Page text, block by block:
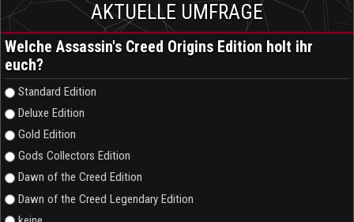
AKTUELLE UMFRAGE
Welche Assassin's Creed Origins Edition holt ihr
euch?
Auswahlmöglichkeiten
Standard Edition
Deluxe Edition
Gold Edition
Gods Collectors Edition
Dawn of the Creed Edition
Dawn of the Creed Legendary Edition